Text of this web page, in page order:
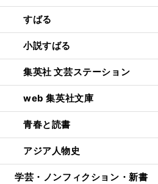
すばる
小説すばる
集英社 文芸ステーション
web 集英社文庫
青春と読書
アジア人物史
学芸・ノンフィクション・新書